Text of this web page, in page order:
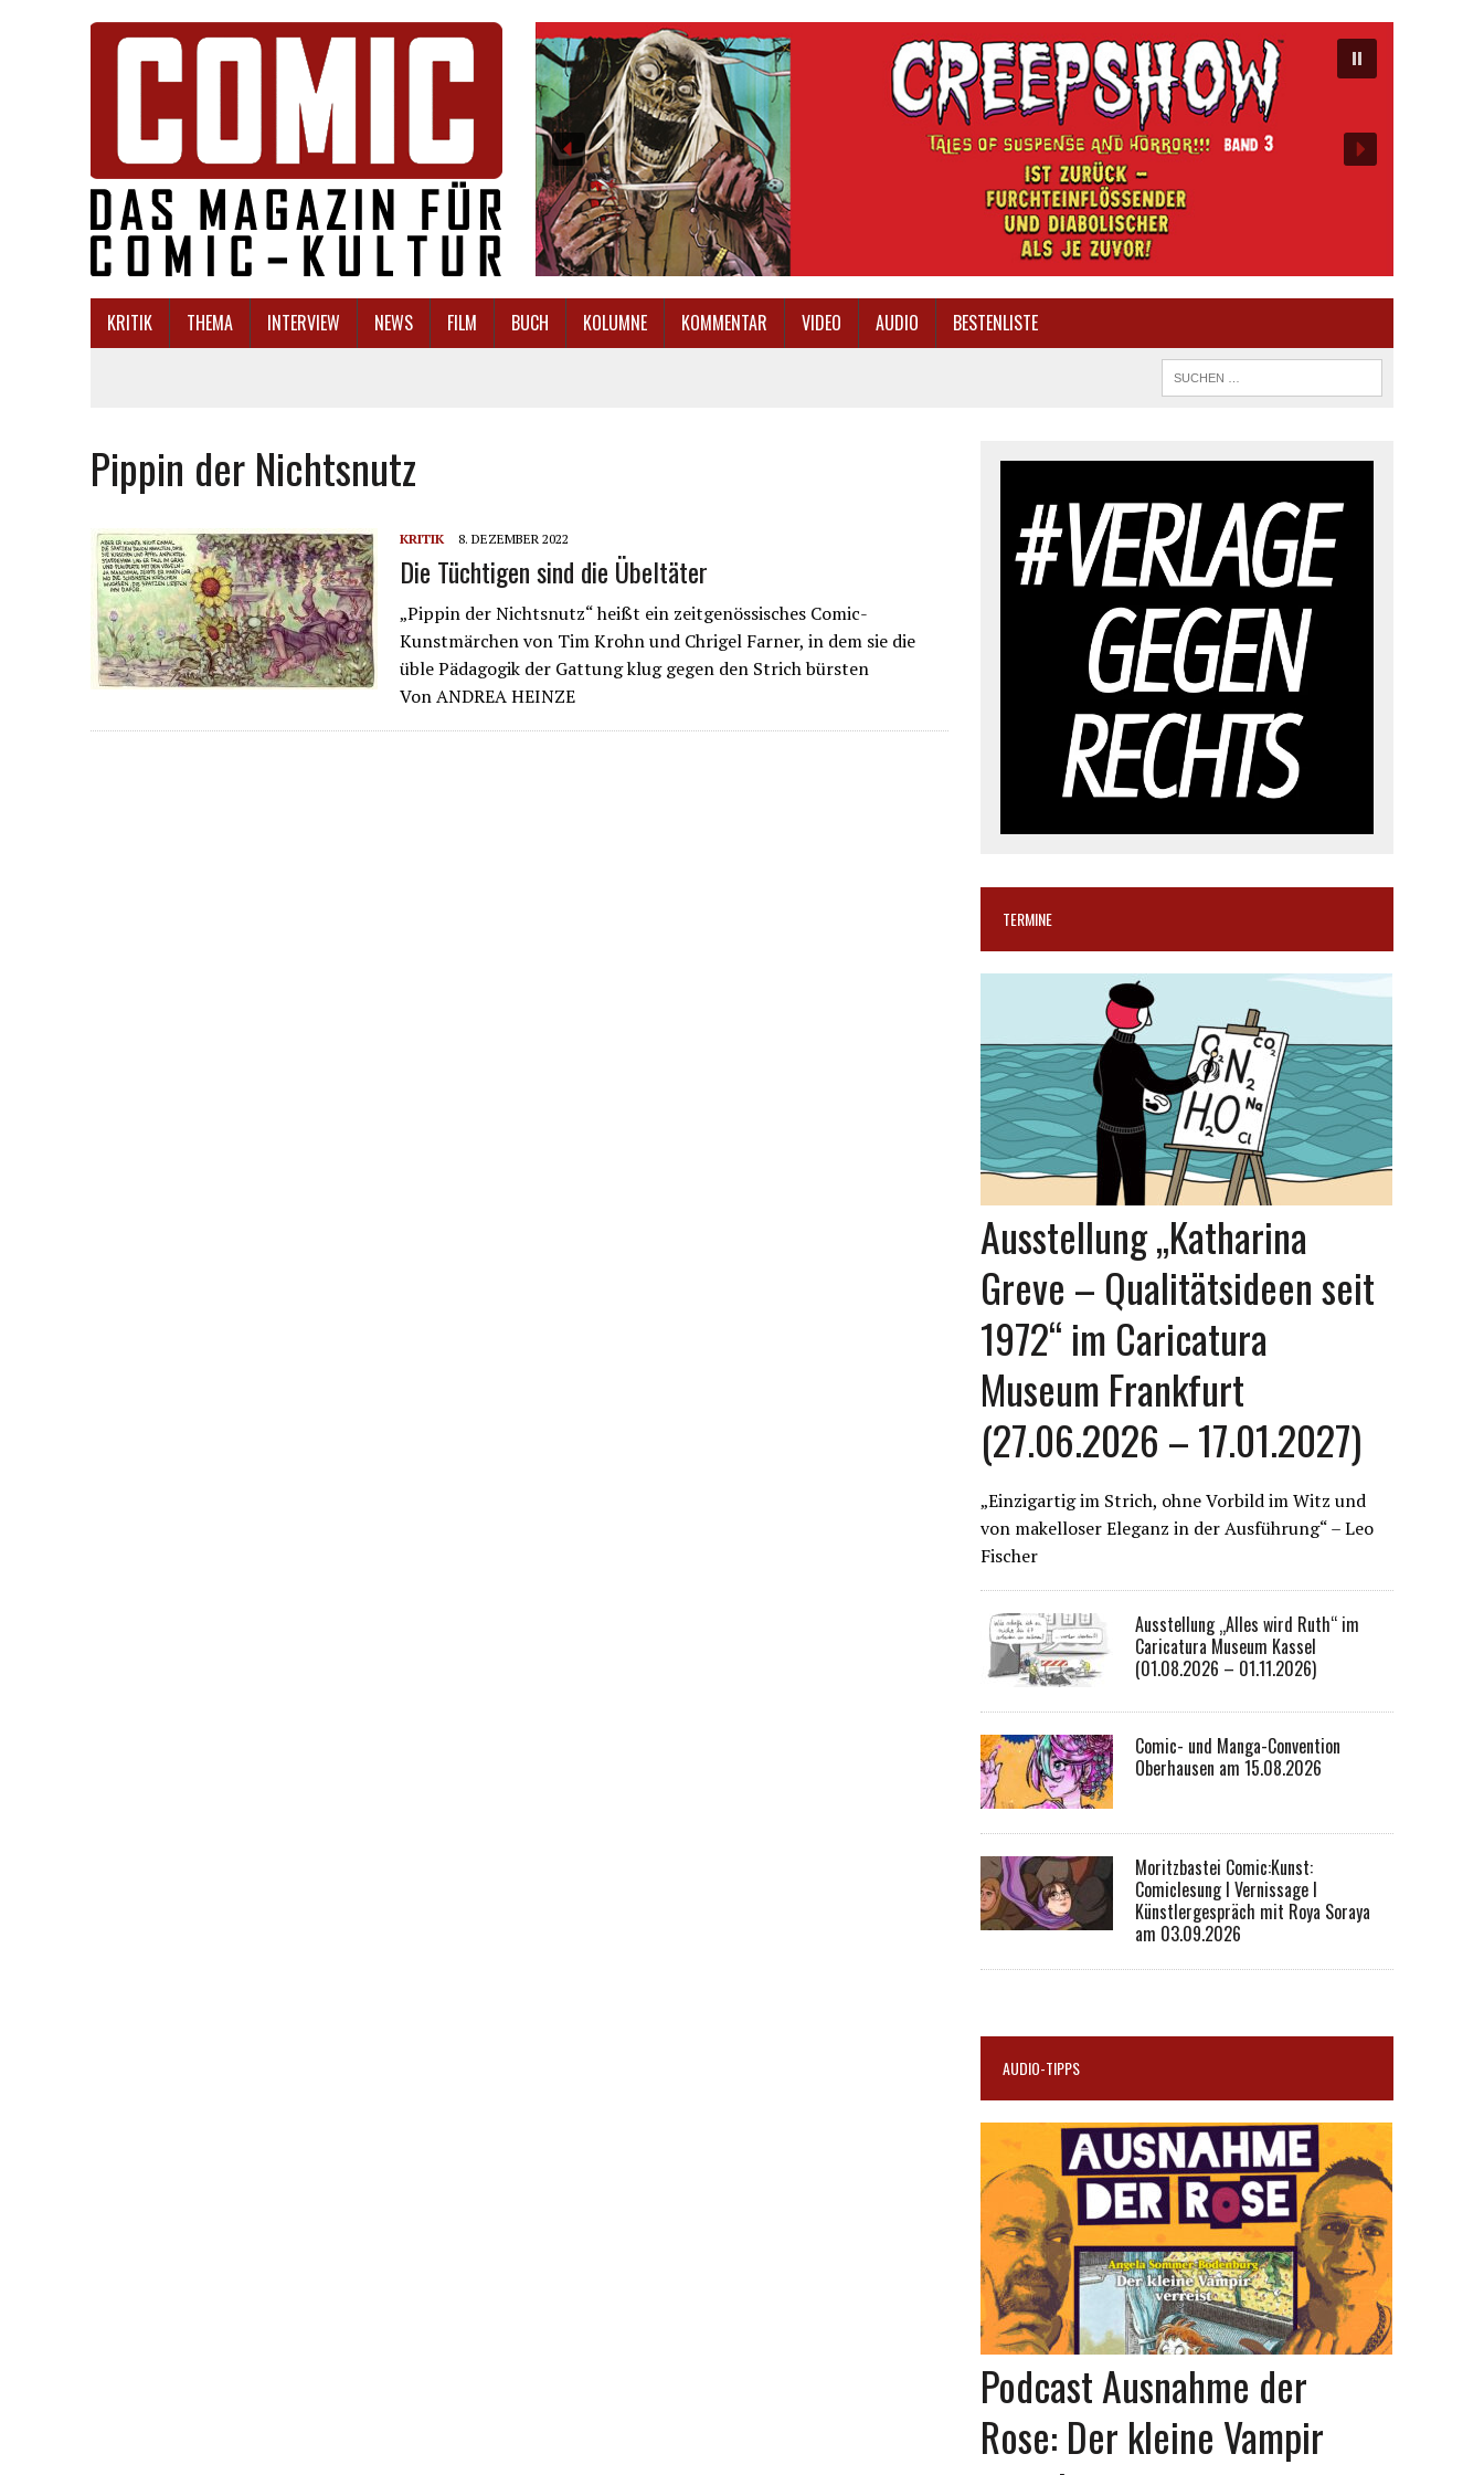
KRITIK THEMA INTERVIEW NEWS FILM BUCH KOLUMNE KOMMENTAR VIDEO AUDIO BESTENLISTE
Pippin der Nichtsnutz
KRITIK 8. DEZEMBER 2022
Die Tüchtigen sind die Übeltäter
„Pippin der Nichtsnutz“ heißt ein zeitgenössisches Comic-
Kunstmärchen von Tim Krohn und Chrigel Farner, in dem sie die
üble Pädagogik der Gattung klug gegen den Strich bürsten
Von ANDREA HEINZE
TERMINE
Ausstellung „Katharina
Greve – Qualitätsideen seit
1972“ im Caricatura
Museum Frankfurt
(27.06.2026 – 17.01.2027)
„Einzigartig im Strich, ohne Vorbild im Witz und
von makelloser Eleganz in der Ausführung“ – Leo
Fischer
Ausstellung „Alles wird Ruth“ im
Caricatura Museum Kassel
(01.08.2026 – 01.11.2026)
Comic- und Manga-Convention
Oberhausen am 15.08.2026
Moritzbastei Comic:Kunst:
Comiclesung I Vernissage I
Künstlergespräch mit Roya Soraya
am 03.09.2026
AUDIO-TIPPS
Podcast Ausnahme der
Rose: Der kleine Vampir